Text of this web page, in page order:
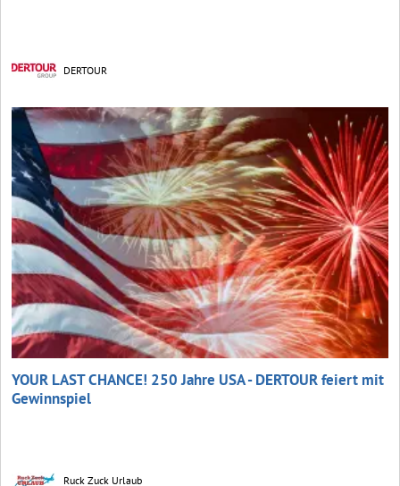
DERTOUR
YOUR LAST CHANCE! 250 Jahre USA - DERTOUR feiert mit
Gewinnspiel
Ruck Zuck Urlaub